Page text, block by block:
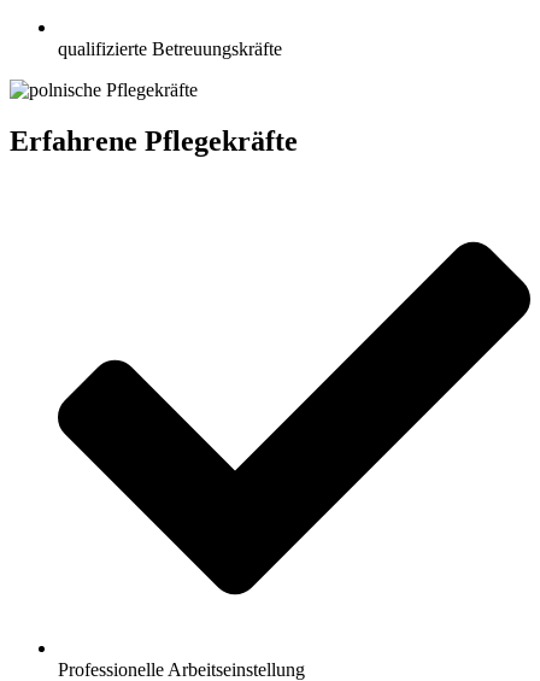
qualifizierte Betreuungskräfte
Erfahrene Pflegekräfte
Professionelle Arbeitseinstellung